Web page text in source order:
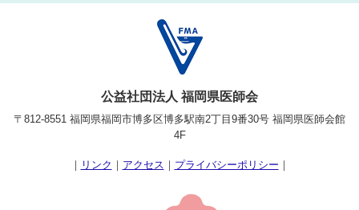
公益社団法人 福岡県医師会
〒812-8551 福岡県福岡市博多区博多駅南2丁目9番30号 福岡県医師会館
4F
｜ リンク ｜ アクセス ｜ プライバシーポリシー ｜